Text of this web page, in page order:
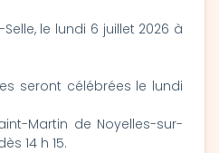
le lundi 6 juillet 2026 à
seront célébrées le lundi
Martin de Noyelles-sur-
14 h 15.